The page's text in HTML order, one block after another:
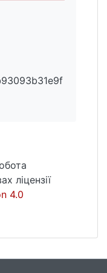
ліцензії
4.0